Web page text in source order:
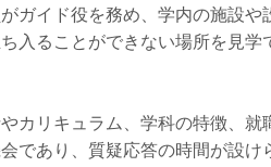
ガイド役を務め、学内の施設
入ることができない場所を見
カリキュラム、学科の特徴、
であり、質疑応答の時間が設